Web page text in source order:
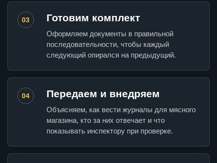
03 Готовим комплект
Оформляем документы в правильной
последовательности, чтобы каждый
следующий опирался на предыдущий.
04 Передаем и внедряем
Объясняем, как вести журналы для мясного
магазина, кто за них отвечает и что
показывать инспектору при проверке.